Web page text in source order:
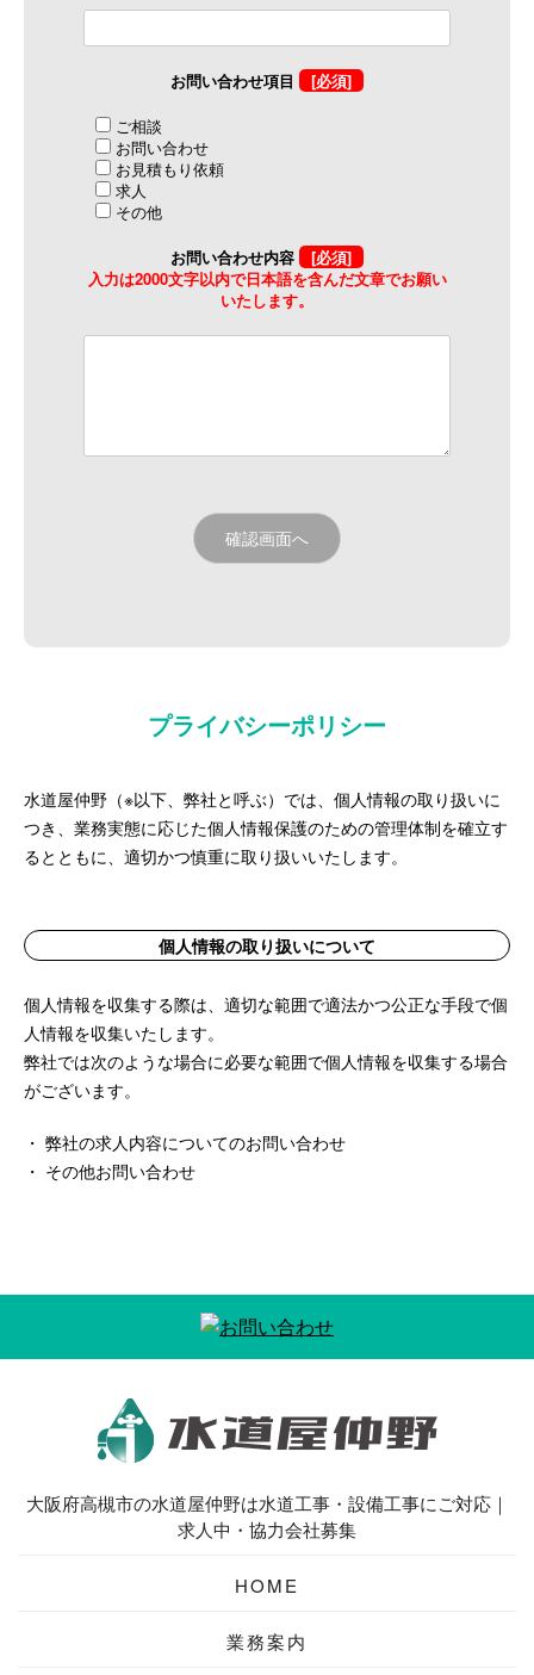
お問い合わせ項目
[必須]
ご相談
お問い合わせ
お見積もり依頼
求人
その他
お問い合わせ内容
[必須]
入力は2000文字以内で日本語を含んだ文章でお願い
いたします。
プライバシーポリシー
水道屋仲野（※以下、弊社と呼ぶ）では、個人情報の取り扱いに
つき、業務実態に応じた個人情報保護のための管理体制を確立す
るとともに、適切かつ慎重に取り扱いいたします。
個人情報の取り扱いについて
個人情報を収集する際は、適切な範囲で適法かつ公正な手段で個
人情報を収集いたします。
弊社では次のような場合に必要な範囲で個人情報を収集する場合
がございます。
・ 弊社の求人内容についてのお問い合わせ
・ その他お問い合わせ
大阪府高槻市の水道屋仲野は水道工事・設備工事にご対応｜
求人中・協力会社募集
HOME
業務案内